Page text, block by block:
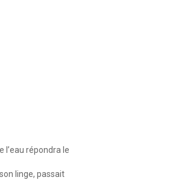
l’eau répondra le
linge, passait